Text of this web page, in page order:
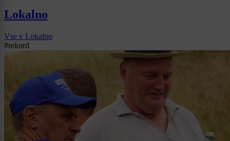
Lokalno
Vse v Lokalno
#rekord